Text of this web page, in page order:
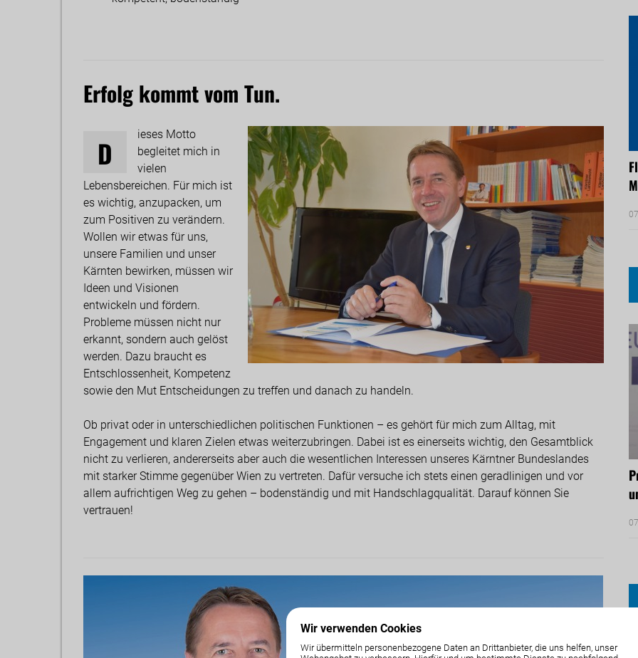
Wir verwenden Cookies
Wir übermitteln personenbezogene Daten an Drittanbieter, die uns helfen, unser
Erfolg kommt vom Tun.
D
ieses Motto
begleitet mich in
vielen
Lebensbereichen. Für mich ist
es wichtig, anzupacken, um
zum Positiven zu verändern.
Wollen wir etwas für uns,
unsere Familien und unser
Kärnten bewirken, müssen wir
Ideen und Visionen
entwickeln und fördern.
Probleme müssen nicht nur
erkannt, sondern auch gelöst
werden. Dazu braucht es
Entschlossenheit, Kompetenz
sowie den Mut Entscheidungen zu treffen und danach zu handeln.
Ob privat oder in unterschiedlichen politischen Funktionen – es gehört für mich zum Alltag, mit
Engagement und klaren Zielen etwas weiterzubringen. Dabei ist es einerseits wichtig, den Gesamtblick
nicht zu verlieren, andererseits aber auch die wesentlichen Interessen unseres Kärntner Bundeslandes
mit starker Stimme gegenüber Wien zu vertreten. Dafür versuche ich stets einen geradlinigen und vor
allem aufrichtigen Weg zu gehen – bodenständig und mit Handschlagqualität. Darauf können Sie
vertrauen!